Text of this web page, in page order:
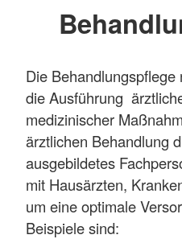
Die
die Ausführung
medizinischer
ärztlichen Behandlung
ausgebildetes
mit Hausärzten,
um eine optimale
Beispiele sind: